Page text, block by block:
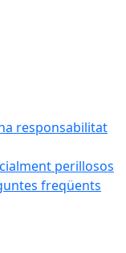
responsabilitat
perillosos
freqüents